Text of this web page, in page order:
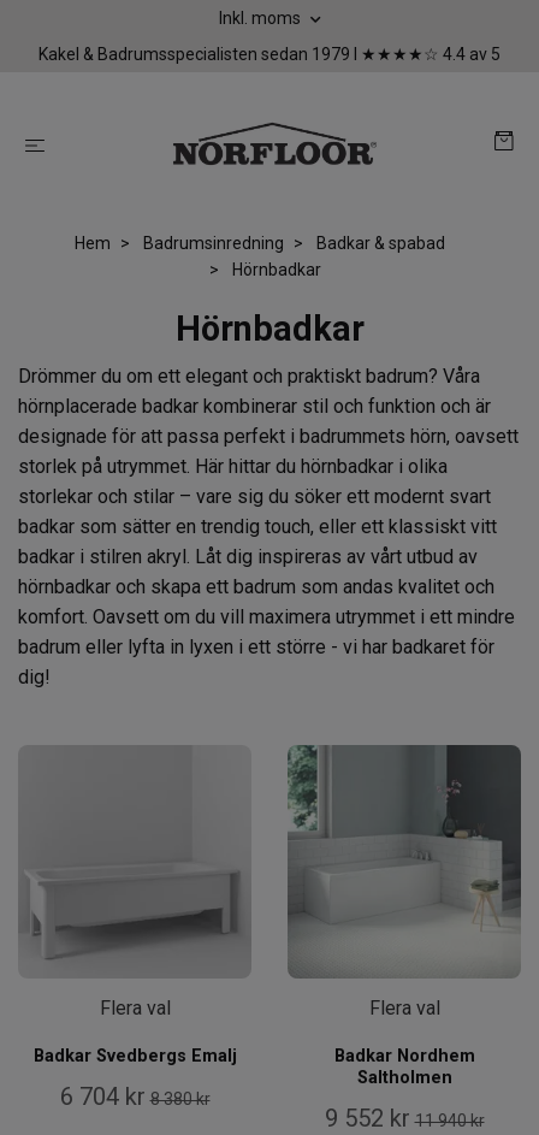
Inkl. moms
Kakel & Badrumsspecialisten sedan 1979 I ★★★★☆ 4.4 av 5
Hem Badrumsinredning
Badkar & spabad
Hörnbadkar
Hörnbadkar
Drömmer du om ett elegant och praktiskt badrum? Våra
hörnplacerade badkar kombinerar stil och funktion och är
designade för att passa perfekt i badrummets hörn, oavsett
storlek på utrymmet. Här hittar du hörnbadkar i olika
storlekar och stilar – vare sig du söker ett modernt svart
badkar som sätter en trendig touch, eller ett klassiskt vitt
badkar i stilren akryl. Låt dig inspireras av vårt utbud av
hörnbadkar och skapa ett badrum som andas kvalitet och
komfort. Oavsett om du vill maximera utrymmet i ett mindre
badrum eller lyfta in lyxen i ett större - vi har badkaret för
dig!
Flera val
Badkar Svedbergs Emalj
6 704 kr 8 380 kr
Flera val
Badkar Nordhem
Saltholmen
9 552 kr 11 940 kr